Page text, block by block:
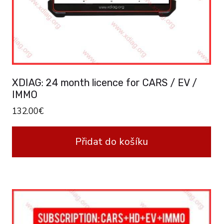
XDIAG: 24 month licence for CARS / EV /
IMMO
132.00€
Přidat do košíku